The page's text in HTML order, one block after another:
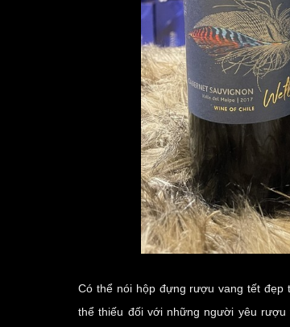
Có thể nói hộp đựng rượu vang tết đẹp
thể thiếu đối với những người yêu